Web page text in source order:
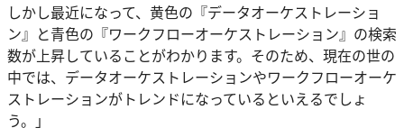
しかし最近になって、黄色の『データオーケストレーショ
ン』と青色の『ワークフローオーケストレーション』の検索
数が上昇していることがわかります。そのため、現在の世の
中では、データオーケストレーションやワークフローオーケ
ストレーションがトレンドになっているといえるでしょ
う。」